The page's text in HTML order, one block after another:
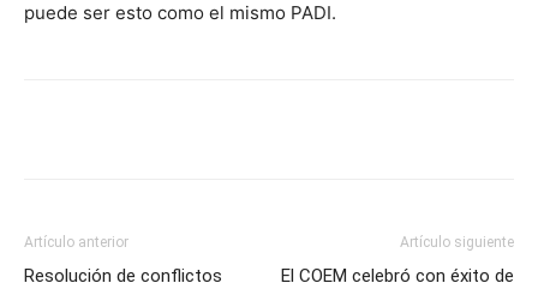
puede ser esto como el mismo PADI.
Artículo anterior
Resolución de conﬂictos
Artículo siguiente
El COEM celebró con éxito de